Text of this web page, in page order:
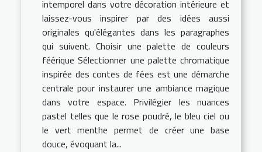
intemporel dans votre décoration intérieure et
laissez-vous inspirer par des idées aussi
originales qu'élégantes dans les paragraphes
qui suivent. Choisir une palette de couleurs
féérique Sélectionner une palette chromatique
inspirée des contes de fées est une démarche
centrale pour instaurer une ambiance magique
dans votre espace. Privilégier les nuances
pastel telles que le rose poudré, le bleu ciel ou
le vert menthe permet de créer une base
douce, évoquant la...